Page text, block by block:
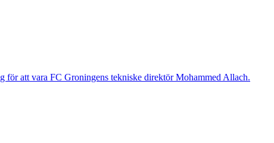
för att vara FC Groningens tekniske direktör Mohammed Allach.